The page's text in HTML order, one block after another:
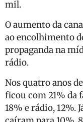
mil.
O aumento da
ao encolhimento
propaganda na
rádio.
Nos quatro anos
ficou com 21% da
18% e rádio, 12%.